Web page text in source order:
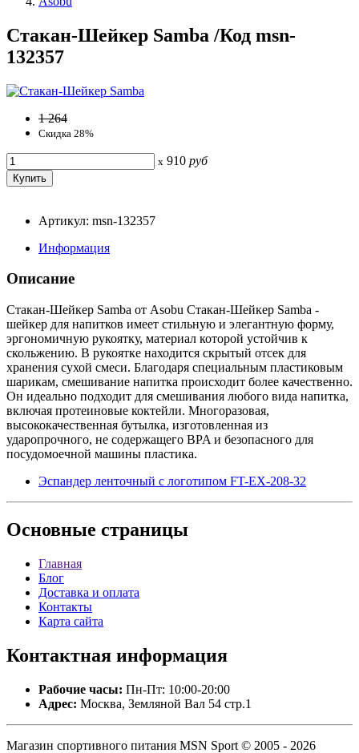
Стакан-Шейкер Samba /Код msn-
132357
1 264
Скидка 28%
x 910 руб
Артикул: msn-132357
Информация
Описание
Стакан-Шейкер Samba от Asobu Стакан-Шейкер Samba -
шейкер для напитков имеет стильную и элегантную форму,
эргономичную рукоятку, материал которой устойчив к
скольжению. В рукоятке находится скрытый отсек для
хранения сухой смеси. Благодаря специальным пластиковым
шарикам, смешивание напитка происходит более качественно.
Он идеально подходит для смешивания любого вида напитка,
включая протеиновые коктейли. Многоразовая,
высококачественная бутылка, изготовленная из
ударопрочного, не содержащего BPA и безопасного для
посудомоечной машины пластика.
Эспандер ленточный с логотипом FT-EX-208-32
Основные страницы
Главная
Блог
Доставка и оплата
Контакты
Карта сайта
Контактная информация
Рабочие часы: Пн-Пт: 10:00-20:00
Адрес: Москва, Земляной Вал 54 стр.1
Магазин спортивного питания MSN Sport © 2005 - 2026